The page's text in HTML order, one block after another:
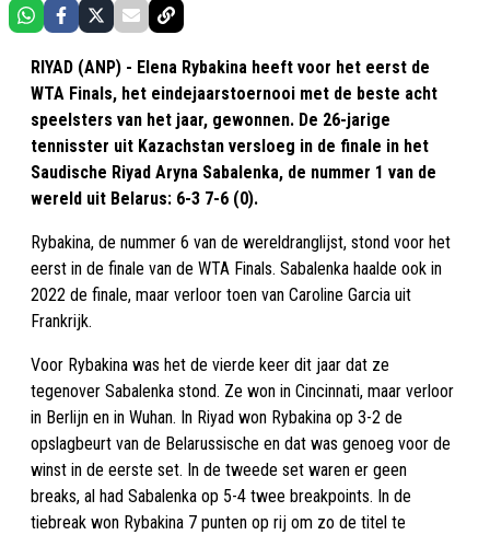
RIYAD (ANP) - Elena Rybakina heeft voor het eerst de
WTA Finals, het eindejaarstoernooi met de beste acht
speelsters van het jaar, gewonnen. De 26-jarige
tennisster uit Kazachstan versloeg in de finale in het
Saudische Riyad Aryna Sabalenka, de nummer 1 van de
wereld uit Belarus: 6-3 7-6 (0).
Rybakina, de nummer 6 van de wereldranglijst, stond voor het
eerst in de finale van de WTA Finals. Sabalenka haalde ook in
2022 de finale, maar verloor toen van Caroline Garcia uit
Frankrijk.
Voor Rybakina was het de vierde keer dit jaar dat ze
tegenover Sabalenka stond. Ze won in Cincinnati, maar verloor
in Berlijn en in Wuhan. In Riyad won Rybakina op 3-2 de
opslagbeurt van de Belarussische en dat was genoeg voor de
winst in de eerste set. In de tweede set waren er geen
breaks, al had Sabalenka op 5-4 twee breakpoints. In de
tiebreak won Rybakina 7 punten op rij om zo de titel te